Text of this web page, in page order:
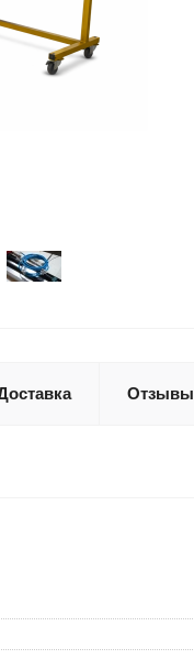
Отзывы